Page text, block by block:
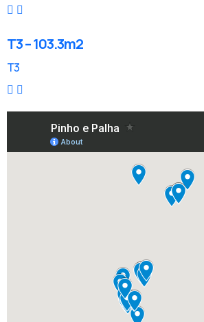
T3 – 103.3m2
T3